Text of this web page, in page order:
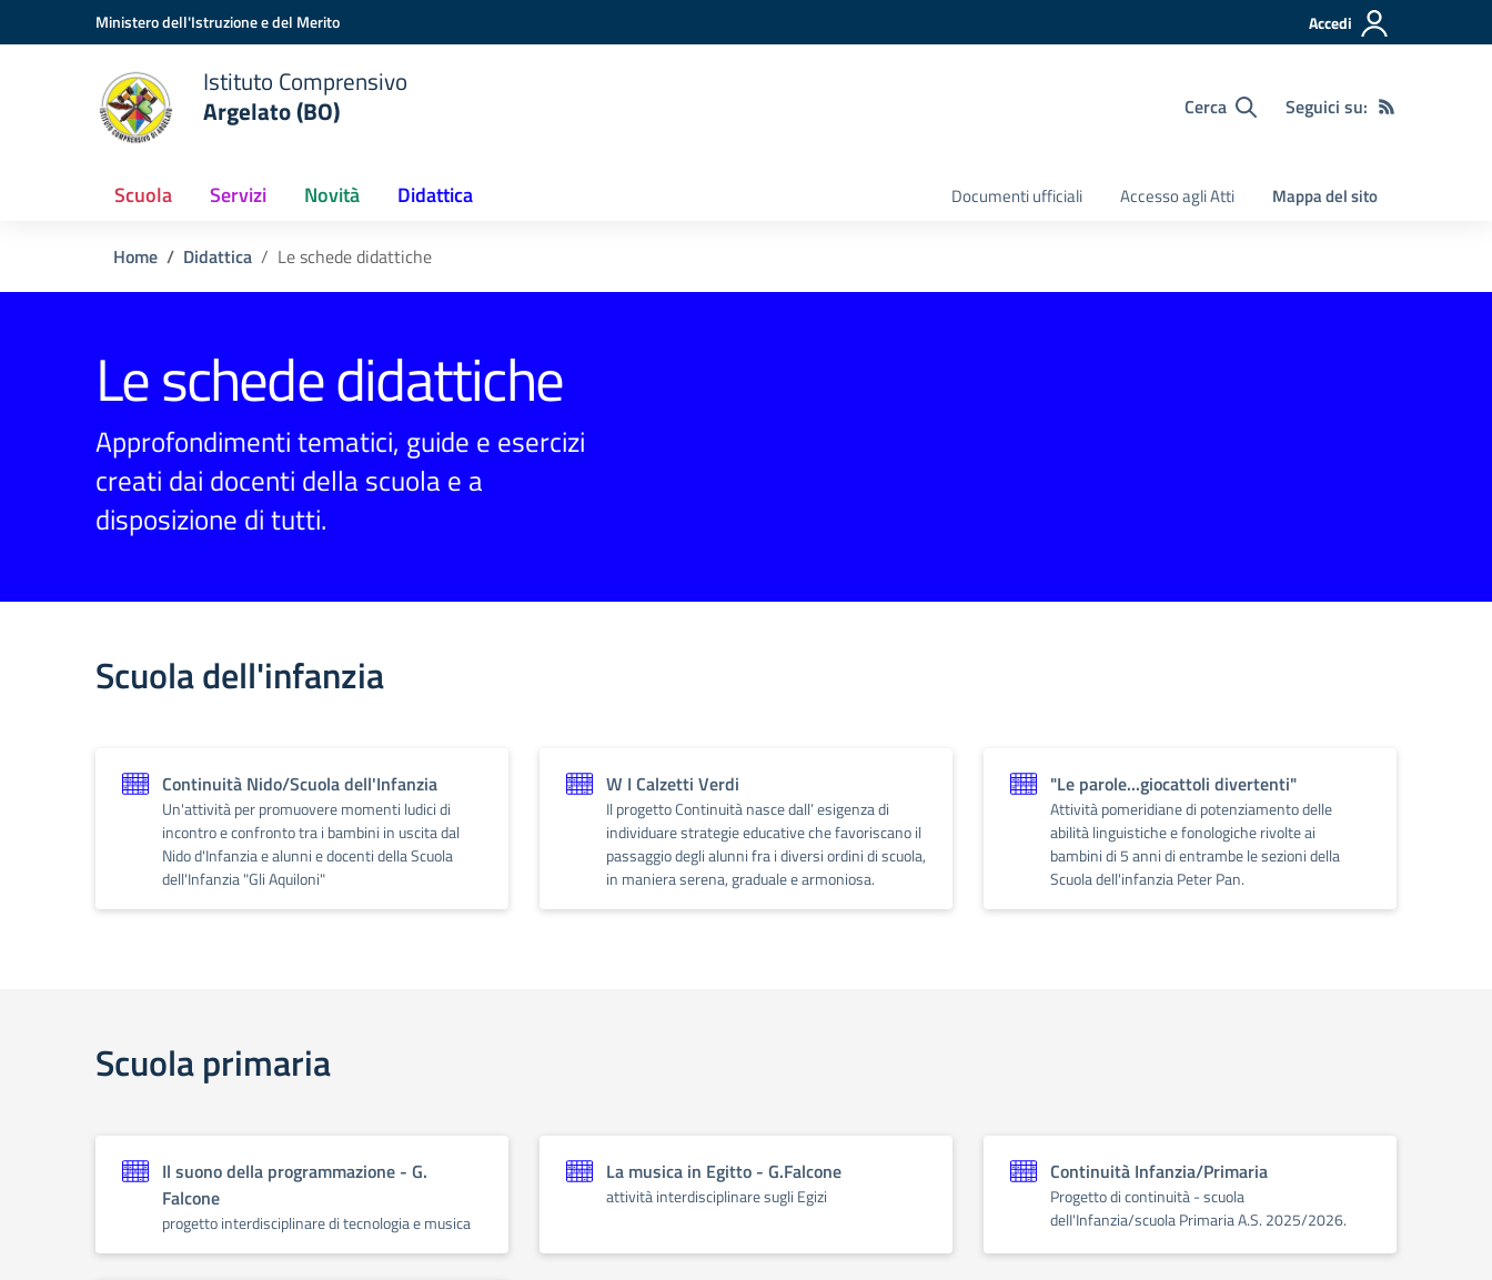
Vai ai contenuti
Vai al menu di navigazioneMinistero dell'Istruzione e del Merito Accedi
Istituto Comprensivo
Argelato (BO)
Cerca Seguici su:
Scuola Servizi Novità Didattica Documenti ufficiali Accesso agli Atti Mappa del sito
Home Didattica Le schede didattiche
Le schede didattiche
Approfondimenti tematici, guide e esercizi
creati dai docenti della scuola e a
disposizione di tutti.
Scuola dell'infanzia
Continuità Nido/Scuola dell'Infanzia
Un'attività per promuovere momenti ludici di
incontro e confronto tra i bambini in uscita dal
Nido d'Infanzia e alunni e docenti della Scuola
dell'Infanzia "Gli Aquiloni"
W I Calzetti Verdi
Il progetto Continuità nasce dall’ esigenza di
individuare strategie educative che favoriscano il
passaggio degli alunni fra i diversi ordini di scuola,
in maniera serena, graduale e armoniosa.
"Le parole...giocattoli divertenti"
Attività pomeridiane di potenziamento delle
abilità linguistiche e fonologiche rivolte ai
bambini di 5 anni di entrambe le sezioni della
Scuola dell'infanzia Peter Pan.
Scuola primaria
Il suono della programmazione - G.
Falcone
progetto interdisciplinare di tecnologia e musica
La musica in Egitto - G.Falcone
attività interdisciplinare sugli Egizi
Continuità Infanzia/Primaria
Progetto di continuità - scuola
delI'Infanzia/scuola Primaria A.S. 2025/2026.